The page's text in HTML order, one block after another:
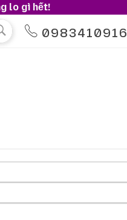
lo gì hết!
0983410916